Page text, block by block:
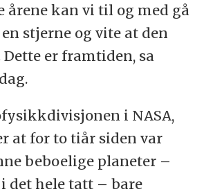
årene kan vi til og med gå
stjerne og vite at den
er framtiden, sa
i NASA,
at for to tiår siden var
beboelige planeter –
det hele tatt – bare